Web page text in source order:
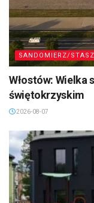
SANDOMIERZ/
Włostów: Wielka
świętokrzyskim
2026-08-07